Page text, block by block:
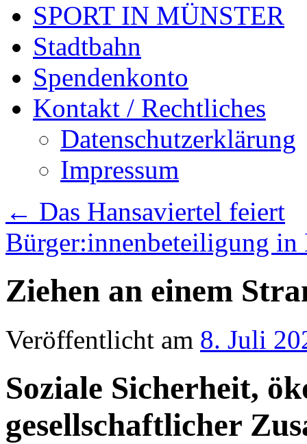
SPORT IN MÜNSTER
Stadtbahn
Spendenkonto
Kontakt / Rechtliches
Datenschutzerklärung
Impressum
← Das Hansaviertel feiert
Bürger:innenbeteiligung
Ziehen an einem
Veröffentlicht am 8. Juli
Soziale Sicherheit,
gesellschaftlicher